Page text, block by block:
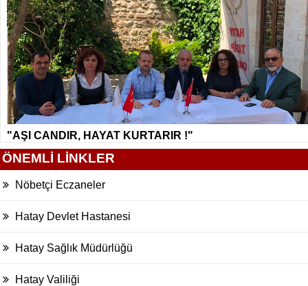
"AŞI CANDIR, HAYAT KURTARIR !"
ÖNEMLİ LİNKLER
Nöbetçi Eczaneler
Hatay Devlet Hastanesi
Hatay Sağlık Müdürlüğü
Hatay Valiliği